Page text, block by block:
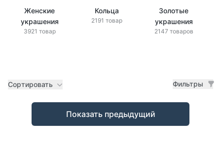
Женские
украшения
3921 товар
Кольца
2191 товар
Золотые
украшения
2147 товаров
Сортировать Фильтры
Товары
Показать предыдущий